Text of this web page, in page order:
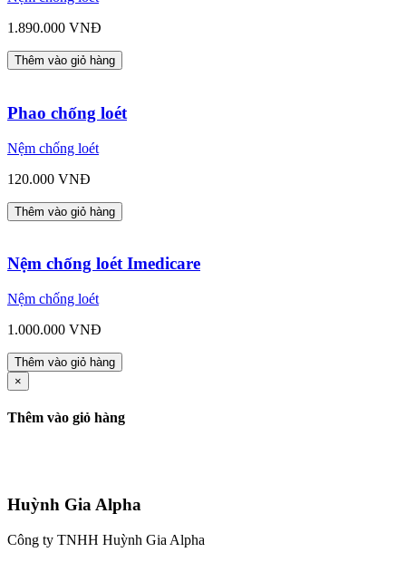
1.890.000 VNĐ
Thêm vào giỏ hàng
Phao chống loét
Nệm chống loét
120.000 VNĐ
Thêm vào giỏ hàng
Nệm chống loét Imedicare
Nệm chống loét
1.000.000 VNĐ
Thêm vào giỏ hàng
×
Thêm vào giỏ hàng
Huỳnh Gia Alpha
Công ty TNHH Huỳnh Gia Alpha